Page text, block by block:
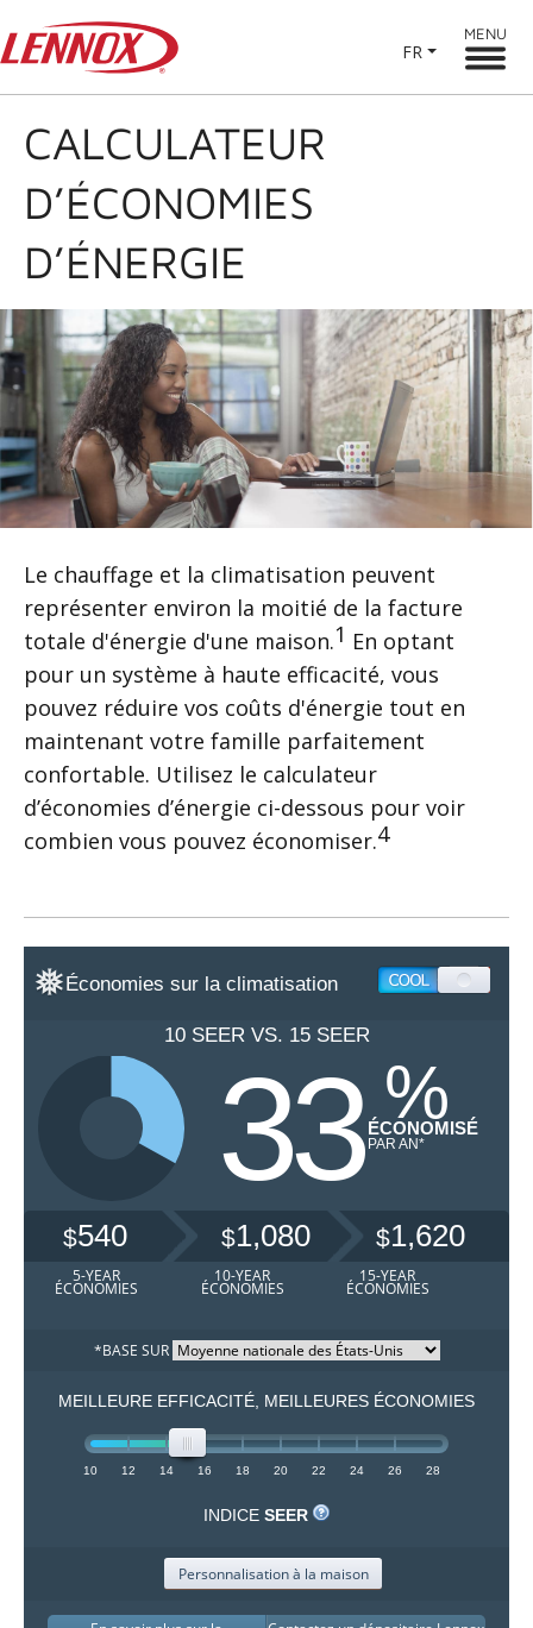
FR
MENU
CALCULATEUR
D’ÉCONOMIES
D’ÉNERGIE
Le chauffage et la climatisation peuvent
représenter environ la moitié de la facture
totale d'énergie d'une maison.1 En optant
pour un système à haute efficacité, vous
pouvez réduire vos coûts d'énergie tout en
maintenant votre famille parfaitement
confortable. Utilisez le calculateur
d’économies d’énergie ci-dessous pour voir
combien vous pouvez économiser.4